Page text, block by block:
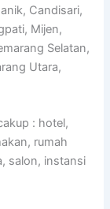
Candisari,
Mijen,
Selatan,
Utara,
: hotel,
rumah
salon, instansi